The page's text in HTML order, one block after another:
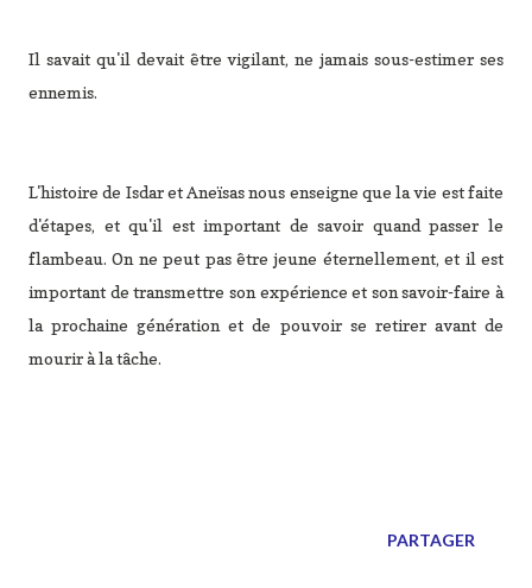
Il savait qu'il devait être vigilant, ne jamais sous-estimer ses
ennemis.
L'histoire de Isdar et Aneïsas nous enseigne que la vie est faite
d'étapes, et qu'il est important de savoir quand passer le
flambeau. On ne peut pas être jeune éternellement, et il est
important de transmettre son expérience et son savoir-faire à
la prochaine génération et de pouvoir se retirer avant de
mourir à la tâche.
PARTAGER